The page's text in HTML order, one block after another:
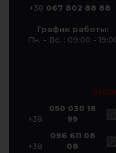
+38 067 802 88 88
График работы:
Пн. - Вс. : 09:00 -
+38
050 030 18
99
+38
096 611 08
08